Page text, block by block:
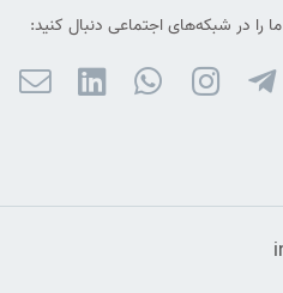
ما را در شبکه‌های اجتماعی دنبال کنید: